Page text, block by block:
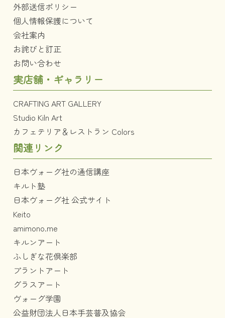
外部送信ポリシー
個人情報保護について
会社案内
お詫びと訂正
お問い合わせ
実店舗・ギャラリー
CRAFTING ART GALLERY
Studio Kiln Art
カフェテリア＆レストラン Colors
関連リンク
日本ヴォーグ社の通信講座
キルト塾
日本ヴォーグ社 公式サイト
Keito
amimono.me
キルンアート
ふしぎな花倶楽部
プラントアート
グラスアート
ヴォーグ学園
公益財団法人日本手芸普及協会